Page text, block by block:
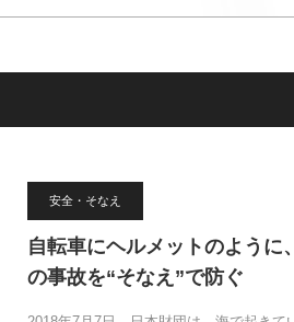
安全・そなえ
自転車にヘルメットのように
の事故を“そなえ”で防ぐ